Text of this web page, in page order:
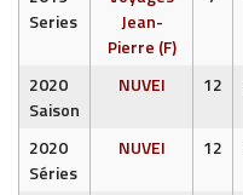
Series
Jean-
Pierre (F)
2020
Saison
NUVEI 12
2020
Séries
NUVEI 12